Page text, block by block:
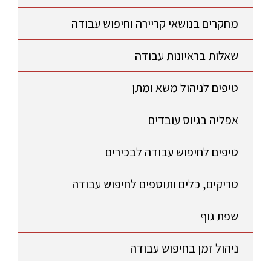
מחקרים בנושאי קריירה וחיפוש עבודה
שאלות בראיונות עבודה
טיפים לניהול משא ומתן
אפליה בגיוס עובדים
טיפים לחיפוש עבודה לבכירים
טריקים, כלים ותוספים לחיפוש עבודה
שפת גוף
ניהול זמן בחיפוש עבודה